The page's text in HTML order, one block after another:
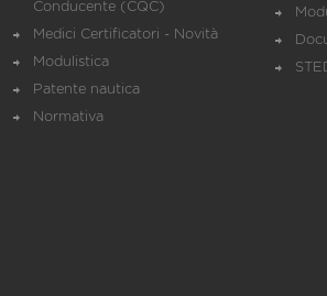
Conducente (CQC)
Medici Certificatori - Novità
Modulistica
Patente nautica
Normativa